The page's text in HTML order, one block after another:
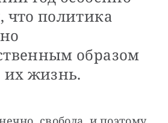
политика
образом
их жизнь.